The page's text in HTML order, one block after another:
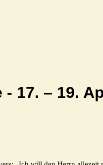
- 17. – 19.